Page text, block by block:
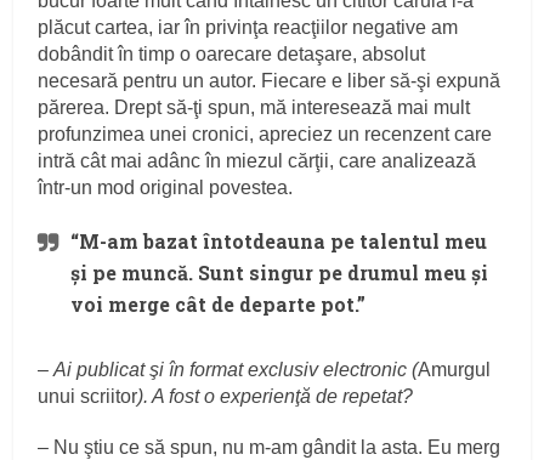
plăcut cartea, iar în privinţa reacţiilor negative am
dobândit în timp o oarecare detaşare, absolut
necesară pentru un autor. Fiecare e liber să-şi expună
părerea. Drept să-ţi spun, mă interesează mai mult
profunzimea unei cronici, apreciez un recenzent care
intră cât mai adânc în miezul cărţii, care analizează
într-un mod original povestea.
“M-am bazat întotdeauna pe talentul meu
şi pe muncă. Sunt singur pe drumul meu şi
voi merge cât de departe pot.”
–Ai publicat şi în format exclusiv electronic (Amurgul
unui scriitor). A fost o experienţă de repetat?
– Nu ştiu ce să spun, nu m-am gândit la asta. Eu merg